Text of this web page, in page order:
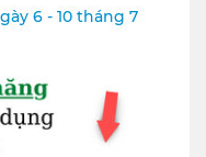
6 - 10 tháng 7